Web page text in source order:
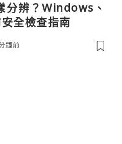
分辨？Windows、
全檢查指南
鐘前